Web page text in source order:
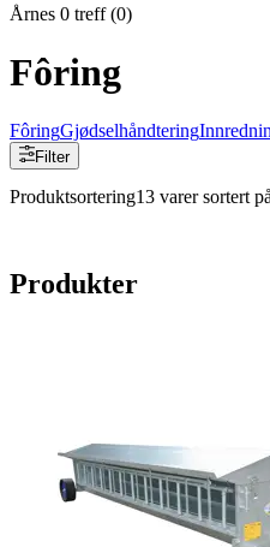
Årnes 0 treff (0)
Fôring
FôringGjødselhåndtering
Filter
Produktsortering13 varer sortert på
Produkter